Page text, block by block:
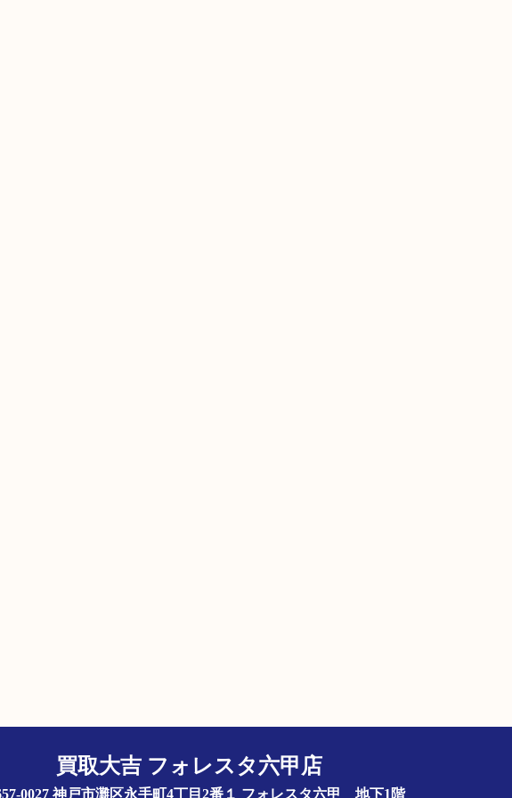
買取大吉 フォレスタ六甲店
0027 神戸市灘区永手町4丁目2番１ フォレスタ六甲 地下1階